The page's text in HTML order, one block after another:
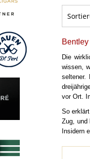
Die
wissen,
seltener.
vor Ort.
So
Zug, und
Insidern